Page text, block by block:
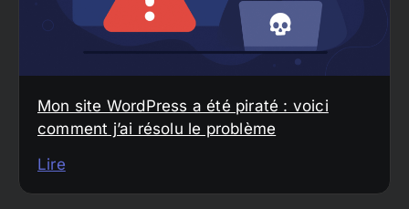
Mon site WordPress a été piraté : voici
comment j’ai résolu le problème
Lire